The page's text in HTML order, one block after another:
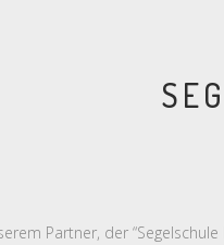
Partner, der “Segelschule